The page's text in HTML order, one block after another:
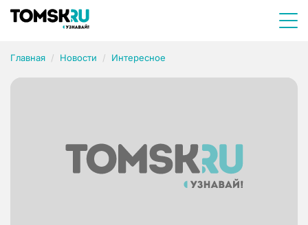
Главная Новости Интересное